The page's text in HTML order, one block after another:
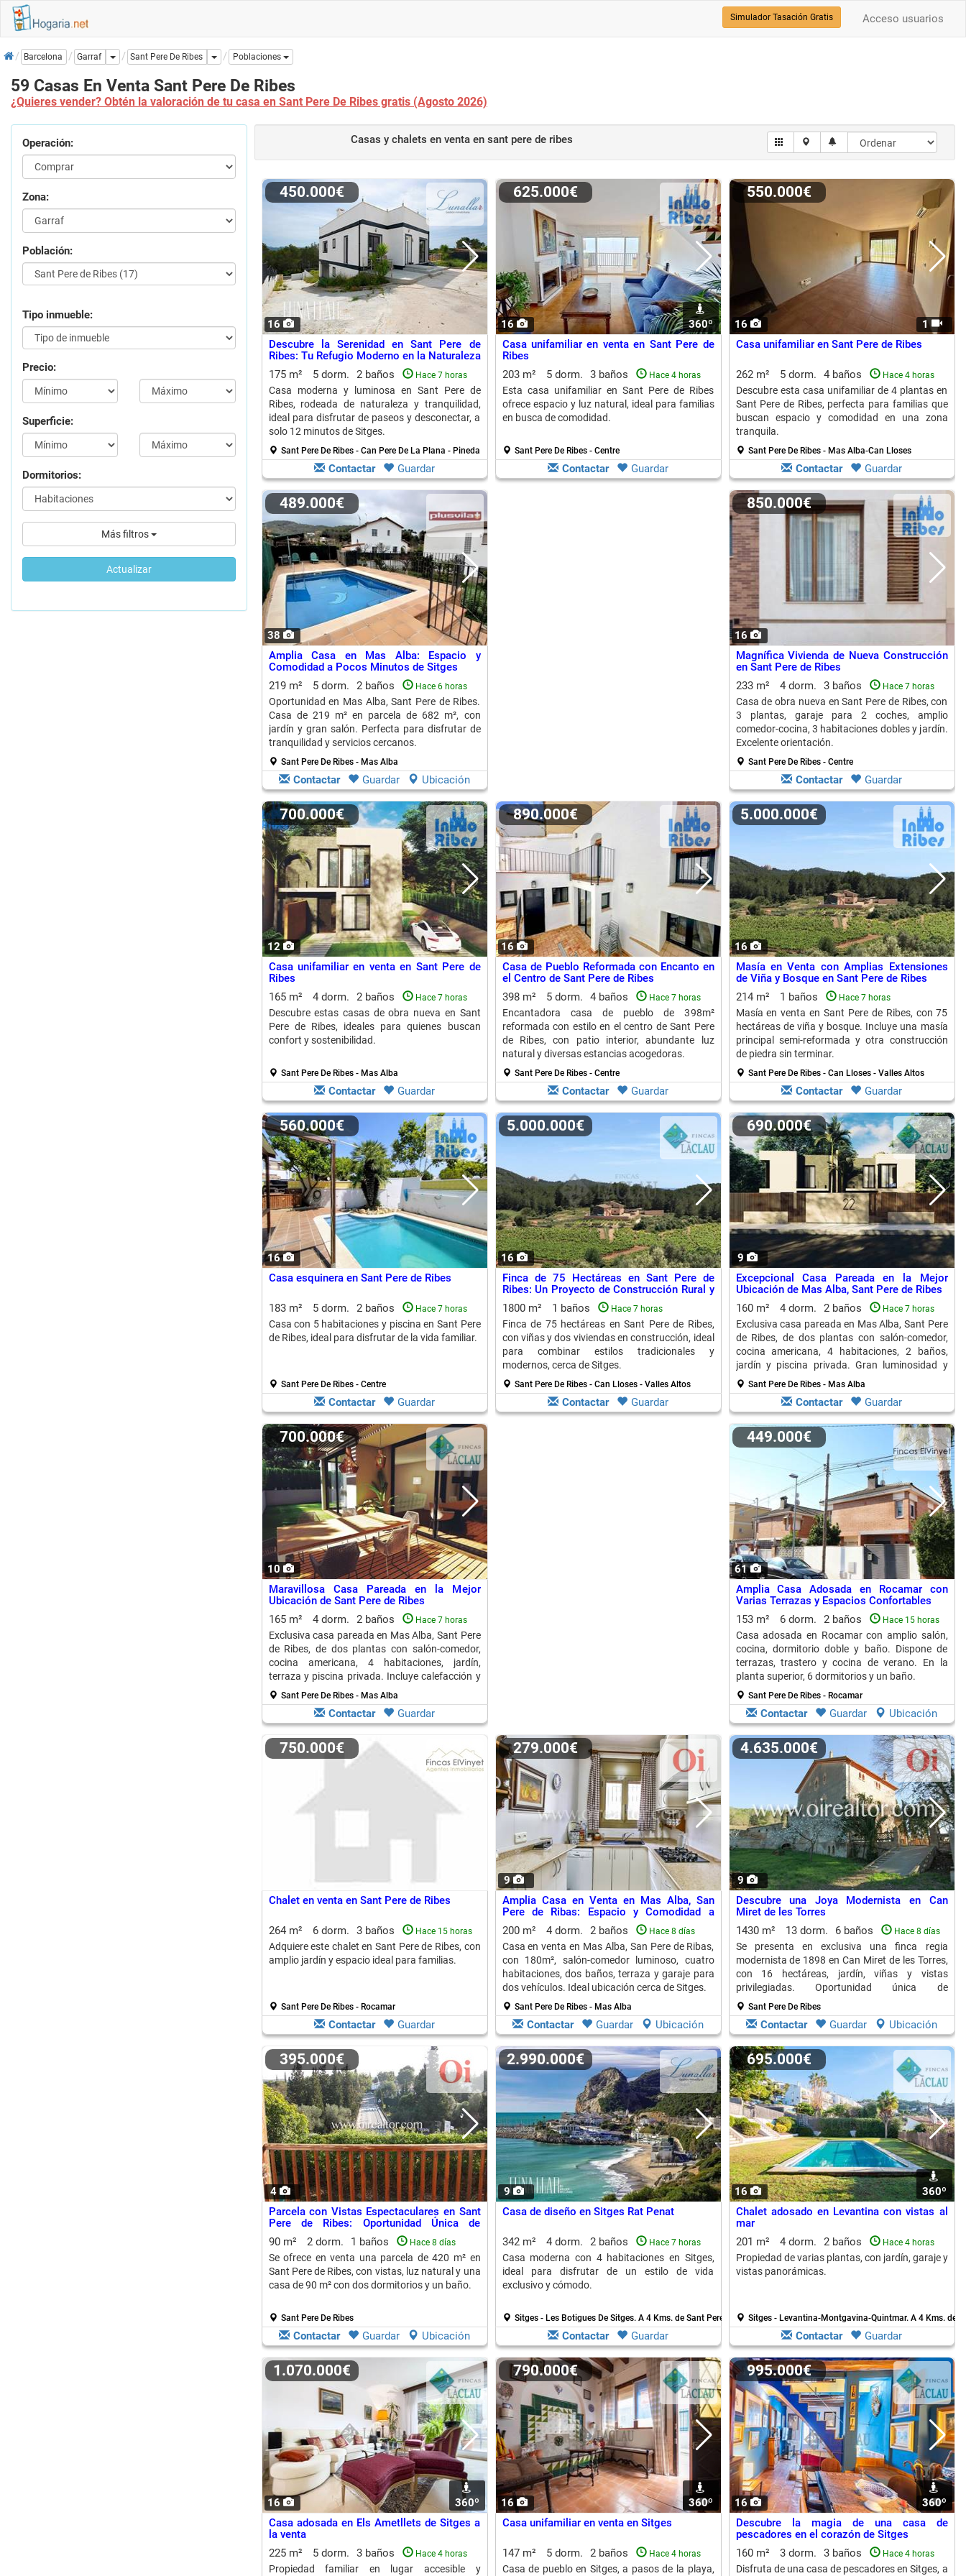
Acceso usuarios
Simulador Tasación Gratis
InicioBarcelona Garraf Dropdown
Sant Pere De Ribes Dropdown
Poblaciones
59 Casas En Venta Sant Pere De Ribes
¿Quieres vender? Obtén la valoración de tu casa en Sant Pere De Ribes gratis (Agosto 2026)
Operación:
Zona:
Población:
Tipo inmueble:
Precio:
Superficie:
Dormitorios:
Más filtros
Actualizar
Casas y chalets en ventaen sant pere de ribes
16
450.000€
Descubre la Serenidad en Sant Pere de
Ribes: Tu Refugio Moderno en la Naturaleza
175 m²
5 dorm. 2 baños Hace 7 horas
Casa moderna y luminosa en Sant Pere de
Ribes, rodeada de naturaleza y tranquilidad,
ideal para disfrutar de paseos y desconectar, a
solo 12 minutos de Sitges.
Sant Pere De Ribes - Can Pere De La Plana - Pineda
Contactar Guardar
16 360º
625.000€
Casa unifamiliar en venta en Sant Pere de
Ribes
203 m²
5 dorm. 3 baños Hace 4 horas
Esta casa unifamiliar en Sant Pere de Ribes
ofrece espacio y luz natural, ideal para familias
en busca de comodidad.
Sant Pere De Ribes - Centre
Contactar Guardar
16 1
550.000€
Casa unifamiliar en Sant Pere de Ribes
262 m² 5 dorm. 4 baños Hace 4 horas
Descubre esta casa unifamiliar de 4 plantas en
Sant Pere de Ribes, perfecta para familias que
buscan espacio y comodidad en una zona
tranquila.
Sant Pere De Ribes - Mas Alba-Can Lloses
Contactar Guardar
38
489.000€
Amplia Casa en Mas Alba: Espacio y
Comodidad a Pocos Minutos de Sitges
219 m²
5 dorm. 2 baños Hace 6 horas
Oportunidad en Mas Alba, Sant Pere de Ribes.
Casa de 219 m² en parcela de 682 m², con
jardín y gran salón. Perfecta para disfrutar de
tranquilidad y servicios cercanos.
Sant Pere De Ribes - Mas Alba
Contactar Guardar Ubicación
16
850.000€
Magnífica Vivienda de Nueva Construcción
en Sant Pere de Ribes
233 m²
4 dorm. 3 baños Hace 7 horas
Casa de obra nueva en Sant Pere de Ribes, con
3 plantas, garaje para 2 coches, amplio
comedor-cocina, 3 habitaciones dobles y jardín.
Excelente orientación.
Sant Pere De Ribes - Centre
Contactar Guardar
12
700.000€
Casa unifamiliar en venta en Sant Pere de
Ribes
165 m²
4 dorm. 2 baños Hace 7 horas
Descubre estas casas de obra nueva en Sant
Pere de Ribes, ideales para quienes buscan
confort y sostenibilidad.
Sant Pere De Ribes - Mas Alba
Contactar Guardar
16
890.000€
Casa de Pueblo Reformada con Encanto en
el Centro de Sant Pere de Ribes
398 m²
5 dorm. 4 baños Hace 7 horas
Encantadora casa de pueblo de 398m²
reformada con estilo en el centro de Sant Pere
de Ribes, con patio interior, abundante luz
natural y diversas estancias acogedoras.
Sant Pere De Ribes - Centre
Contactar Guardar
16
5.000.000€
Masía en Venta con Amplias Extensiones
de Viña y Bosque en Sant Pere de Ribes
214 m²
1 baños Hace 7 horas
Masía en venta en Sant Pere de Ribes, con 75
hectáreas de viña y bosque. Incluye una masía
principal semi-reformada y otra construcción
de piedra sin terminar.
Sant Pere De Ribes - Can Lloses - Valles Altos
Contactar Guardar
16
560.000€
Casa esquinera en Sant Pere de Ribes
183 m² 5 dorm. 2 baños Hace 7 horas
Casa con 5 habitaciones y piscina en Sant Pere
de Ribes, ideal para disfrutar de la vida familiar.
Sant Pere De Ribes - Centre
Contactar Guardar
16
5.000.000€
Finca de 75 Hectáreas en Sant Pere de
Ribes: Un Proyecto de Construcción Rural y
Moderna
1800 m² 1 baños Hace 7 horas
Finca de 75 hectáreas en Sant Pere de Ribes,
con viñas y dos viviendas en construcción, ideal
para combinar estilos tradicionales y
modernos, cerca de Sitges.
Sant Pere De Ribes - Can Lloses - Valles Altos
Contactar Guardar
9
690.000€
Excepcional Casa Pareada en la Mejor
Ubicación de Mas Alba, Sant Pere de Ribes
160 m²
4 dorm. 2 baños Hace 7 horas
Exclusiva casa pareada en Mas Alba, Sant Pere
de Ribes, de dos plantas con salón-comedor,
cocina americana, 4 habitaciones, 2 baños,
jardín y piscina privada. Gran luminosidad y
confort.
Sant Pere De Ribes - Mas Alba
Contactar Guardar
10
700.000€
Maravillosa Casa Pareada en la Mejor
Ubicación de Sant Pere de Ribes
165 m²
4 dorm. 2 baños Hace 7 horas
Exclusiva casa pareada en Mas Alba, Sant Pere
de Ribes, de dos plantas con salón-comedor,
cocina americana, 4 habitaciones, jardín,
terraza y piscina privada. Incluye calefacción y
placas solares.
Sant Pere De Ribes - Mas Alba
Contactar Guardar
61
449.000€
Amplia Casa Adosada en Rocamar con
Varias Terrazas y Espacios Confortables
153 m²
6 dorm. 2 baños Hace 15 horas
Casa adosada en Rocamar con amplio salón,
cocina, dormitorio doble y baño. Dispone de
terrazas, trastero y cocina de verano. En la
planta superior, 6 dormitorios y un baño.
Sant Pere De Ribes - Rocamar
Contactar Guardar Ubicación
750.000€
Chalet en venta en Sant Pere de Ribes
264 m² 6 dorm. 3 baños Hace 15 horas
Adquiere este chalet en Sant Pere de Ribes, con
amplio jardín y espacio ideal para familias.
Sant Pere De Ribes - Rocamar
Contactar Guardar
9
279.000€
Amplia Casa en Venta en Mas Alba, San
Pere de Ribas: Espacio y Comodidad a
Pocos Minutos de Sitges
200 m² 4 dorm. 2 baños Hace 8 días
Casa en venta en Mas Alba, San Pere de Ribas,
con 180m², salón-comedor luminoso, cuatro
habitaciones, dos baños, terraza y garaje para
dos vehículos. Ideal ubicación cerca de Sitges.
Sant Pere De Ribes - Mas Alba
Contactar Guardar Ubicación
9
4.635.000€
Descubre una Joya Modernista en Can
Miret de les Torres
1430 m²
13 dorm. 6 baños Hace 8 días
Se presenta en exclusiva una finca regia
modernista de 1898 en Can Miret de les Torres,
con 16 hectáreas, jardín, viñas y vistas
privilegiadas. Oportunidad única de
adquisición.
Sant Pere De Ribes
Contactar Guardar Ubicación
4
395.000€
Parcela con Vistas Espectaculares en Sant
Pere de Ribes: Oportunidad Única de
Inversión
90 m² 2 dorm. 1 baños Hace 8 días
Se ofrece en venta una parcela de 420 m² en
Sant Pere de Ribes, con vistas, luz natural y una
casa de 90 m² con dos dormitorios y un baño.
Sant Pere De Ribes
Contactar Guardar Ubicación
9
2.990.000€
Casa de diseño en Sitges Rat Penat
342 m² 4 dorm. 2 baños Hace 7 horas
Casa moderna con 4 habitaciones en Sitges,
ideal para disfrutar de un estilo de vida
exclusivo y cómodo.
Sitges - Les Botigues De Sitges. A 4 Kms. de Sant Pere De Ribes
Contactar Guardar
16 360º
695.000€
Chalet adosado en Levantina con vistas al
mar
201 m²
4 dorm. 2 baños Hace 4 horas
Propiedad de varias plantas, con jardín, garaje y
vistas panorámicas.
Sitges - Levantina-Montgavina-Quintmar. A 4 Kms. de
Contactar Guardar
16 360º
1.070.000€
Casa adosada en Els Ametllets de Sitges a
la venta
225 m²
5 dorm. 3 baños Hace 4 horas
Propiedad familiar en lugar accesible y
16 1
360º
790.000€
Casa unifamiliar en venta en Sitges
147 m² 5 dorm. 2 baños Hace 4 horas
Casa de pueblo en Sitges, a pasos de la playa,
16 1
360º
995.000€
Descubre la magia de una casa de
pescadores en el corazón de Sitges
160 m²
3 dorm. 3 baños Hace 4 horas
Disfruta de una casa de pescadores en Sitges, a